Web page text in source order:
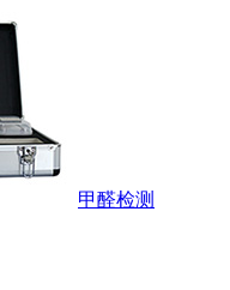
甲醛检测